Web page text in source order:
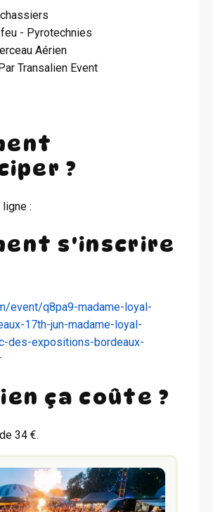
- Pyrotechnies
Aérien
Transalien Event
?
:
s'inscrire
event/q8pa9-madame-loyal-
17th-jun-madame-loyal-
des-expositions-bordeaux-
ça coûte ?
34 €.